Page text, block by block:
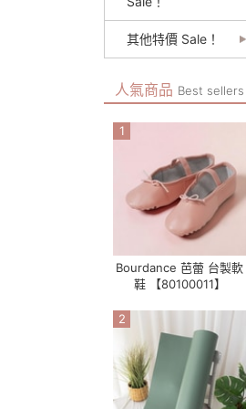
其他特價 Sale！
人氣商品 Best sellers
1
Bourdance 芭蕾 台製軟
鞋 【80100011】
2